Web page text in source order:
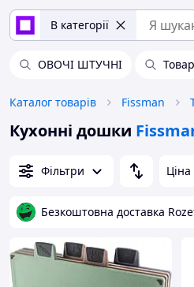
В категорії
ОВОЧІ ШТУЧНІ
Каталог товарів Fissman
Кухонні дошки
Фільтри Ціна
Безкоштовна доставка